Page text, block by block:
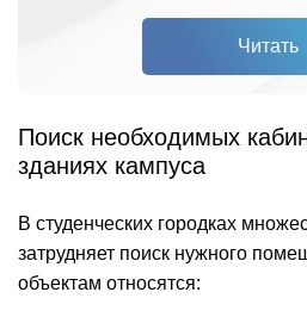
Читать
Поиск необходимых
зданиях кампуса
В студенческих городках
затрудняет поиск нужного
объектам относятся: